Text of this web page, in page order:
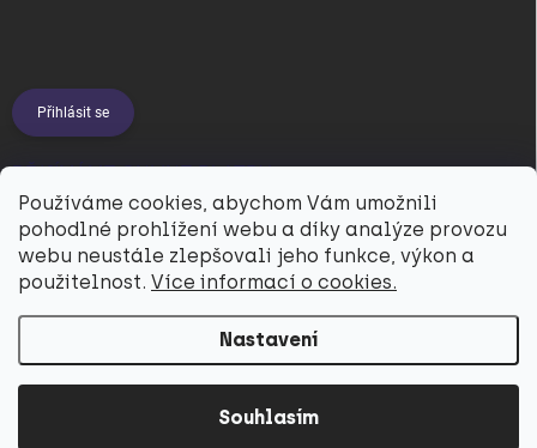
Používáme cookies, abychom Vám umožnili
pohodlné prohlížení webu a díky analýze provozu
webu neustále zlepšovali jeho funkce, výkon a
použitelnost. Více informací o cookies.
Nastavení
Souhlasím
Přihlásit se
PŘIJÍMÁME ONLINE PLATBY
Utukutu. Všechna práva vyhrazena.